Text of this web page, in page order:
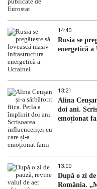
14:40
Rusia se
energetică a
13:21
Alina
doi ani.
emoționat
13:00
După o zi
România.